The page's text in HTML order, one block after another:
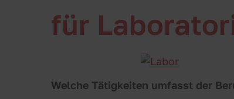
für
Welche Tätigkeiten umfasst der